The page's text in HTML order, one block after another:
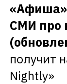
«Афиша»
СМИ про
получит
Nightly»